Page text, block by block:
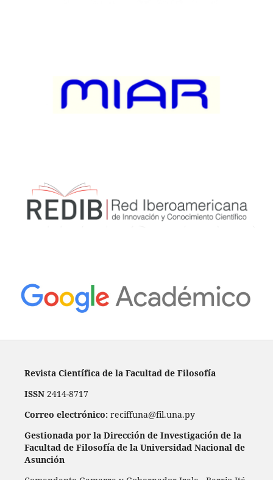
Revista Científica de la Facultad de Filosofía
ISSN2414-8717
Correo electrónico: reciffuna@fil.una.py
Gestionada por la Dirección de Investigación de la
Facultad de Filosofía de la Universidad Nacional de
Asunción